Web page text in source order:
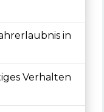
in
Verhalten